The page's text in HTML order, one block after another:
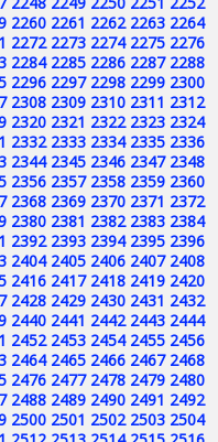
2260 2261 2262 2263 2264
2272 2273 2274 2275 2276
2284 2285 2286 2287 2288
2296 2297 2298 2299 2300
2308 2309 2310 2311 2312
2320 2321 2322 2323 2324
2332 2333 2334 2335 2336
2344 2345 2346 2347 2348
2356 2357 2358 2359 2360
2368 2369 2370 2371 2372
2380 2381 2382 2383 2384
2392 2393 2394 2395 2396
2404 2405 2406 2407 2408
2416 2417 2418 2419 2420
2428 2429 2430 2431 2432
2440 2441 2442 2443 2444
2452 2453 2454 2455 2456
2464 2465 2466 2467 2468
2476 2477 2478 2479 2480
2488 2489 2490 2491 2492
2500 2501 2502 2503 2504